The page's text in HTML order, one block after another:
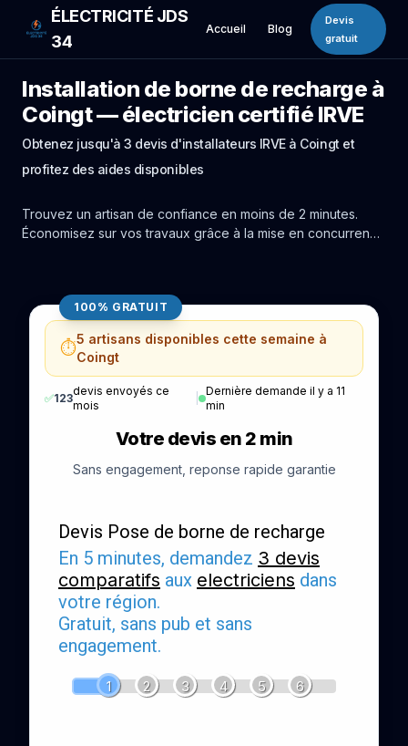
ÉLECTRICITÉ JDS
34
Accueil Blog
Devis
gratuit
Installation de borne de recharge à
Coingt — électricien certifié IRVE
Obtenez jusqu'à 3 devis d'installateurs IRVE à Coingt et
profitez des aides disponibles
Trouvez un artisan de confiance en moins de 2 minutes.
Économisez sur vos travaux grâce à la mise en concurrence
100% GRATUIT
⏱️5 artisans disponibles cette semaine à
Coingt
✅123
devis envoyés ce
mois
|
Dernière demande il y a 11
min
Votre devis en 2 min
Sans engagement, reponse rapide garantie
Devis Pose de borne de recharge
En 5 minutes, demandez 3 devis
comparatifs aux electriciens dans
votre région.
Gratuit, sans pub et sans
engagement.
1 2 3 4 5 6